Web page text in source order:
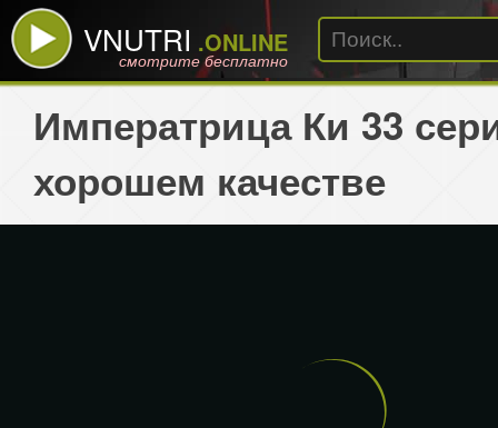
VNUTRI .ONLINE
смотрите бесплатно
Императрица Ки 33
хорошем качестве